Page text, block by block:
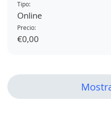
Tipo:
Online
Precio:
€0,00